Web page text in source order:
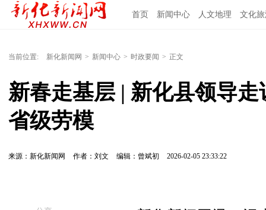
首页 新闻中心 人文地理 文化
当前位置: 新化新闻网 > 新闻中心 > 时政要闻 > 正文
新春走基层 | 新化县领导
省级劳模
来源：新化新闻网 作者：刘文 编辑：曾斌初 2026-02-05 23:33:22